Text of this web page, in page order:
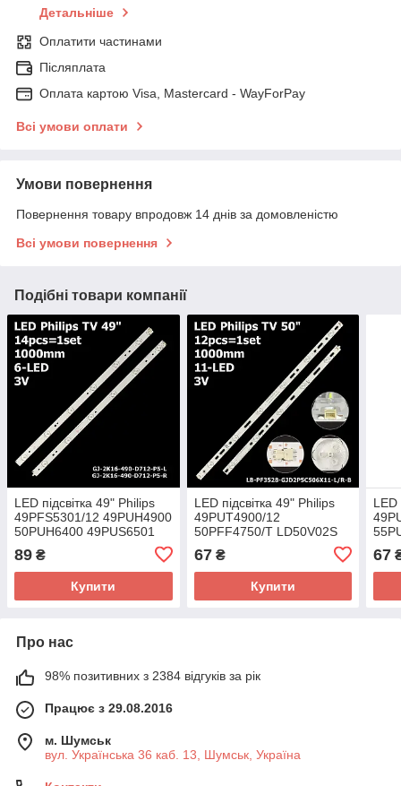
Детальніше
Оплатити частинами
Післяплата
Оплата картою Visa, Mastercard - WayForPay
Всі умови оплати
Умови повернення
Повернення товару впродовж 14 днів за домовленістю
Всі умови повернення
Подібні товари компанії
LED підсвітка 49" Philips
49PFS5301/12 49PUH4900
50PUH6400 49PUS6501
89 ₴
Купити
LED підсвітка 49" Philips
49PUT4900/12
50PFF4750/T LD50V02S
49PFS5301/12
49PUF6701/T3
67₴
Купити
LED
67
Про нас
98% позитивних з 2384 відгуків за рік
Працює з 29.08.2016
м. Шумськ
вул. Українська 36 каб. 13, Шумськ, Україна